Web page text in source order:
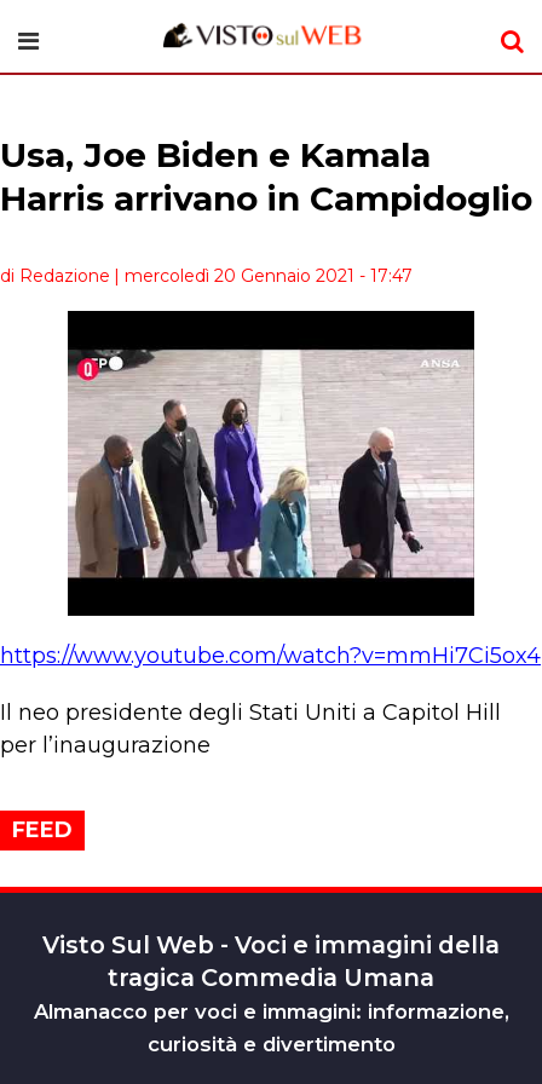
Usa, Joe Biden e Kamala
Harris arrivano in Campidoglio
di Redazione | mercoledì 20 Gennaio 2021 - 17:47
https://www.youtube.com/watch?v=mmHi7Ci5ox4
Il neo presidente degli Stati Uniti a Capitol Hill
per l’inaugurazione
FEED
Visto Sul Web - Voci e immagini della
tragica Commedia Umana
Almanacco per voci e immagini: informazione,
curiosità e divertimento